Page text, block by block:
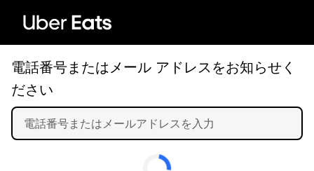
電話番号またはメール アドレスをお知らせく
ださい